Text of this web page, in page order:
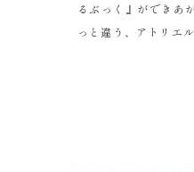
るぶっく』ができあ
っと違う、アトリエ